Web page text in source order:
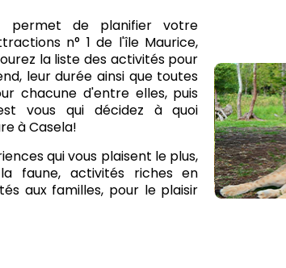
permet de planifier votre
n° 1 de l'île Maurice,
la liste des activités pour
leur durée ainsi que toutes
chacune d'entre elles, puis
vous qui décidez à quoi
à Casela!
qui vous plaisent le plus,
faune, activités riches en
aux familles, pour le plaisir